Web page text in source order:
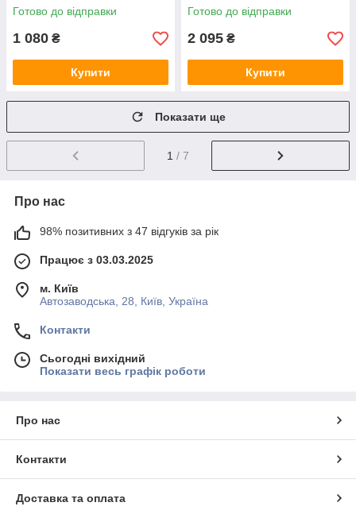
Готово до відправки
1 080 ₴
Купити
Готово до відправки
2 095 ₴
Купити
Показати ще
1 / 7
Про нас
98% позитивних з 47 відгуків за рік
Працює з 03.03.2025
м. Київ
Автозаводська, 28, Київ, Україна
Контакти
Сьогодні вихідний
Показати весь графік роботи
Про нас
Контакти
Доставка та оплата